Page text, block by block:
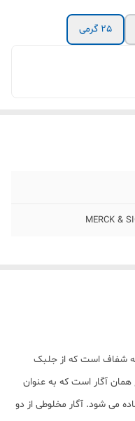
25 گرمی
MERCK &
شفاف است که از جلبک
همان آگار است که به عنوان
می شود. آگار مخلوطی از دو